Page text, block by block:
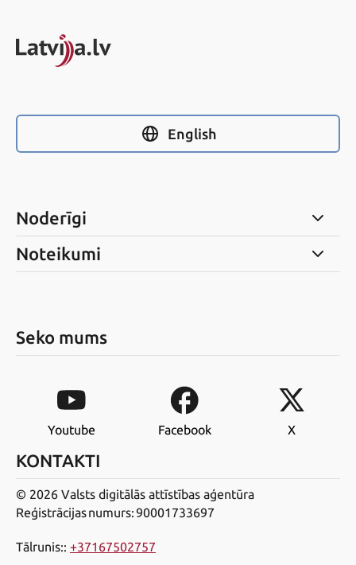
English
Noderīgi
Noteikumi
Seko mums
Youtube Facebook X
KONTAKTI
© 2026 Valsts digitālās attīstības aģentūra
Reģistrācijas numurs: 90001733697
Tālrunis:: +37167502757